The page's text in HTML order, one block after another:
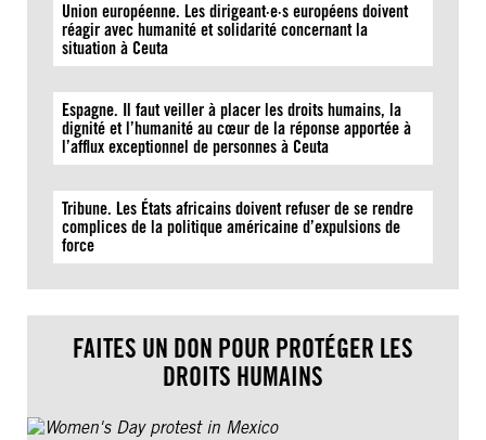
Union européenne. Les dirigeant·e·s européens doivent
réagir avec humanité et solidarité concernant la
situation à Ceuta
Espagne. Il faut veiller à placer les droits humains, la
dignité et l’humanité au cœur de la réponse apportée à
l’afflux exceptionnel de personnes à Ceuta
Tribune. Les États africains doivent refuser de se rendre
complices de la politique américaine d’expulsions de
force
FAITES UN DON POUR PROTÉGER LES
DROITS HUMAINS